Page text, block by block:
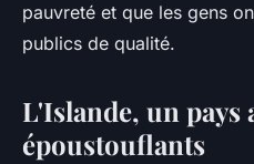
pauvreté et que les gens
publics de qualité.
L'Islande, un pays
époustouflants